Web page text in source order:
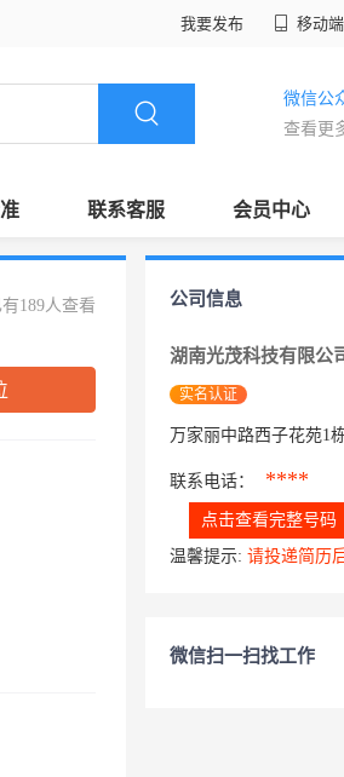
我要发布 移动端
微信公
查看更
联系客服 会员中心
有189人查看 公司信息
湖南光茂科技有限公
实名认证
万家丽中路西子花苑1
联系电话： ****
点击查看完整号码
温馨提示: 请投递简历
微信扫一扫找工作